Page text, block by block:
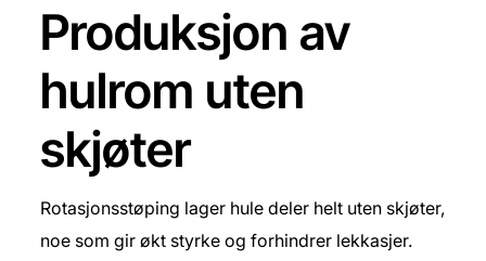
Produksjon av
hulrom uten
skjøter
Rotasjonsstøping lager hule deler helt uten skjøter,
noe som gir økt styrke og forhindrer lekkasjer.